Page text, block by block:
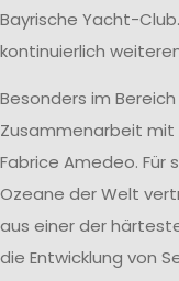
Bayrische Yacht-
kontinuierlich
Besonders im
Zusammenarbeit
Fabrice Amedeo.
Ozeane der Welt
aus einer der
die Entwicklung von